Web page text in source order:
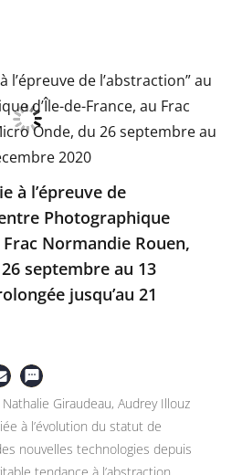
à l’épreuve de
Photographique
Frac Normandie Rouen,
septembre au 13
jusqu’au 21
Giraudeau, Audrey Illouz
à l’évolution du statut de
nouvelles technologies depuis